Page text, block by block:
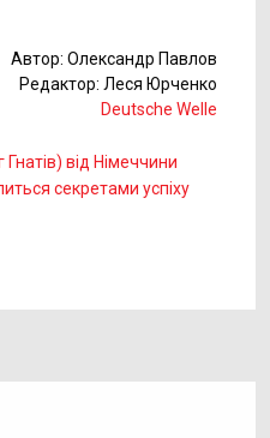
Автор: Олександр Павлов
Редактор: Леся Юрченко
Deutsche Welle
від Німеччини
секретами успіху